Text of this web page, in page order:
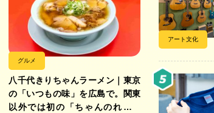
グルメ
八千代きりちゃんラーメン｜東京
の「いつもの味」を広島で。関東
以外では初の「ちゃんのれん組
アート文化